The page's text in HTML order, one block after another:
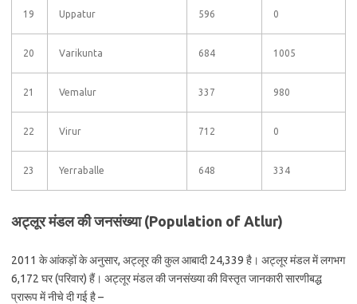
19 Uppatur 596 0
20 Varikunta 684 1005
21 Vemalur 337 980
22 Virur 712 0
23 Yerraballe 648 334
अट्लूर मंडल की जनसंख्या (Population of Atlur)
2011 के आंकड़ों के अनुसार, अट्लूर की कुल आबादी 24,339 है। अट्लूर मंडल में लगभग
6,172 घर (परिवार) हैं। अट्लूर मंडल की जनसंख्या की विस्तृत जानकारी सारणीबद्ध
प्रारूप में नीचे दी गई है –